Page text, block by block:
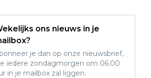
ons nieuws in je
je dan op onze nieuwsbrief,
iedere zondagmorgen om 06.00
in je mailbox zal liggen.